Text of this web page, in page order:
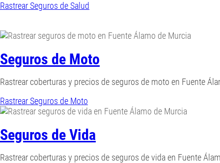
Rastrear Seguros de Salud
Seguros de Moto
Rastrear coberturas y precios de seguros de moto en Fuente
Rastrear Seguros de Moto
Seguros de Vida
Rastrear coberturas y precios de seguros de vida en Fuente